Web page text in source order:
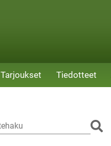
Tarjoukset Tiedotteet